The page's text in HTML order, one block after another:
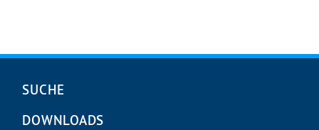
Navigation
SUCHE
DOWNLOADS